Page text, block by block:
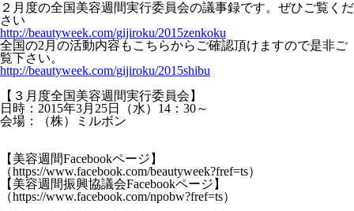
２月度の全国美容週間実行委員会の議事録です。ぜひご覧くだ
さい
http://beautyweek.com/gijiroku/2015zenkoku
全国の2 月の活動内容もこちらからご確認頂けますので是非ご
覧下さい。
http://beautyweek.com/gijiroku/2015shibu
【３月度全国美容週間実行委員会】
日時： 2015年3月 25日（水） 14 ： 30～
会場：（株）ミルボン
【美容週間Facebookページ】
（https://www.facebook.com/beautyweek?fref=ts）
【美容週間振興協議会Facebookページ】
（https://www.facebook.com/npobw?fref=ts）